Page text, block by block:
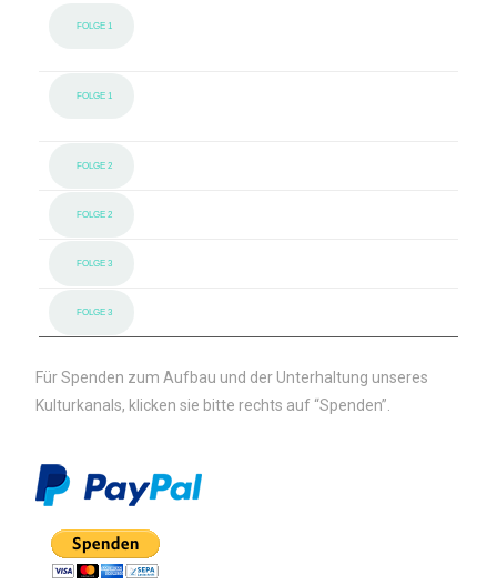
FOLGE 1
FOLGE 1
FOLGE 2
FOLGE 2
FOLGE 3
FOLGE 3
Für Spenden zum Aufbau und der Unterhaltung unseres
Kulturkanals, klicken sie bitte rechts auf “Spenden”.